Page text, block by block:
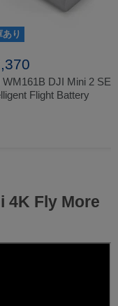
り
WM161B DJI Mini 2 SE
Flight Battery
4K Fly More